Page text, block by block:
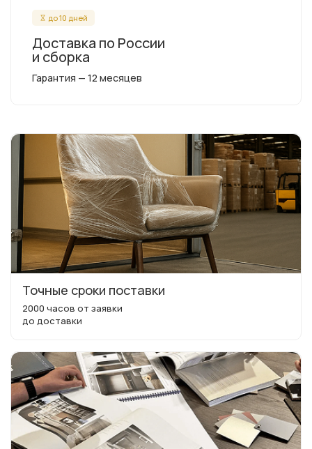
до 10 дней
Доставка по России
и сборка
Гарантия — 12 месяцев
Точные сроки поставки
2000 часов от заявки
до доставки